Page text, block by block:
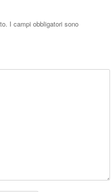
I campi obbligatori sono